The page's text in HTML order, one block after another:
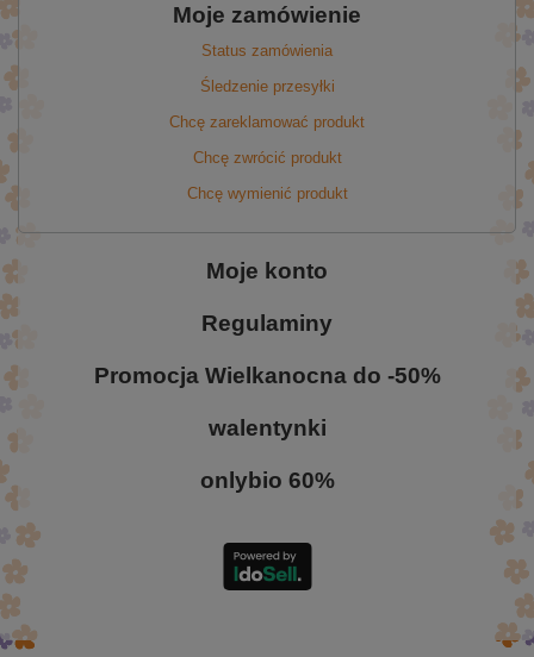
Moje zamówienie
Status zamówienia
Śledzenie przesyłki
Chcę zareklamować produkt
Chcę zwrócić produkt
Chcę wymienić produkt
Moje konto
Regulaminy
Promocja Wielkanocna do -50%
walentynki
onlybio 60%